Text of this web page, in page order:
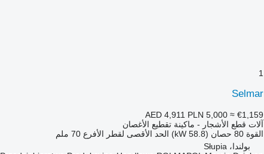
1
Selmar
AED 4,911 PLN 5,000 ≈ €1,159
آلات قطع الأشجار - ماكينة تقطيع الأغصان
القوة 80 حصان (58.8 kW) الحد الأقصى لقطر الأفرع 70 ملم
بولندا، Słupia